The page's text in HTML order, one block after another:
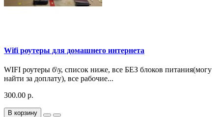
Wifi роутеры для домашнего интернета
WIFI роутеры б\у, список ниже, все БЕЗ блоков питания(могу
найти за доплату), все рабочие...
300.00 р.
В корзину